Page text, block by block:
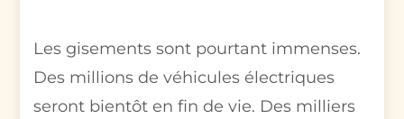
Les gisements sont pourtant immenses.
Des millions de véhicules électriques
seront bientôt en fin de vie. Des milliers